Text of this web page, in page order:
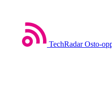
TechRadar Osto-